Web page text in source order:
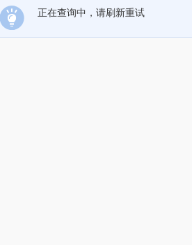
正在查询中，请刷新重试